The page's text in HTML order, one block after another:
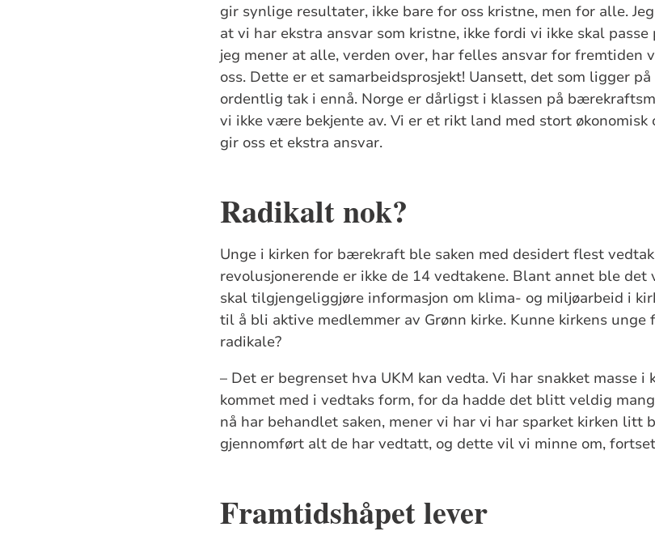
gir synlige resultater, ikke bare for oss kristne, men for alle.
at vi har ekstra ansvar som kristne, ikke fordi vi ikke skal
jeg mener at alle, verden over, har felles ansvar for fremtiden
oss. Dette er et samarbeidsprosjekt! Uansett, det som ligger
ordentlig tak i ennå. Norge er dårligst i klassen på
vi ikke være bekjente av. Vi er et rikt land med stort
gir oss et ekstra ansvar.
Radikalt nok?
Unge i kirken for bærekraft ble saken med desidert flest
revolusjonerende er ikke de 14 vedtakene. Blant annet ble
skal tilgjengeliggjøre informasjon om klima- og miljøarbeid i
til å bli aktive medlemmer av Grønn kirke. Kunne kirkens
radikale?
– Det er begrenset hva UKM kan vedta. Vi har snakket masse i
kommet med i vedtaks form, for da hadde det blitt veldig
nå har behandlet saken, mener vi har vi har sparket kirken litt
gjennomført alt de har vedtatt, og dette vil vi minne om,
Framtidshåpet lever